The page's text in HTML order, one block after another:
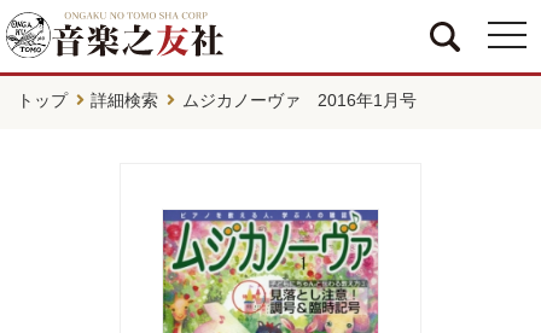
トップ 詳細検索 ムジカノーヴァ 2016年1月号